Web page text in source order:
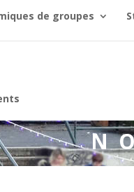
de groupes